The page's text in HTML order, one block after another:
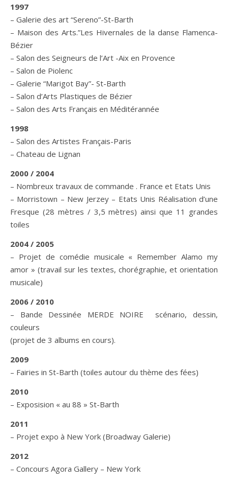
1997
– Galerie des art “Sereno”-St-Barth
– Maison des Arts.”Les Hivernales de la danse Flamenca-
Bézier
– Salon des Seigneurs de l’Art -Aix en Provence
– Salon de Piolenc
– Galerie “Marigot Bay”- St-Barth
– Salon d’Arts Plastiques de Bézier
– Salon des Arts Français en Méditérannée
1998
– Salon des Artistes Français-Paris
– Chateau de Lignan
2000 / 2004
– Nombreux travaux de commande . France et Etats Unis
– Morristown – New Jerzey – Etats Unis Réalisation d’une
Fresque (28 mètres / 3,5 mètres) ainsi que 11 grandes
toiles
2004 / 2005
– Projet de comédie musicale « Remember Alamo my
amor » (travail sur les textes, chorégraphie, et orientation
musicale)
2006 / 2010
– Bande Dessinée MERDE NOIRE scénario, dessin,
couleurs
(projet de 3 albums en cours).
2009
– Fairies in St-Barth (toiles autour du thème des fées)
2010
– Exposision « au 88 » St-Barth
2011
– Projet expo à New York (Broadway Galerie)
2012
– Concours Agora Gallery – New York